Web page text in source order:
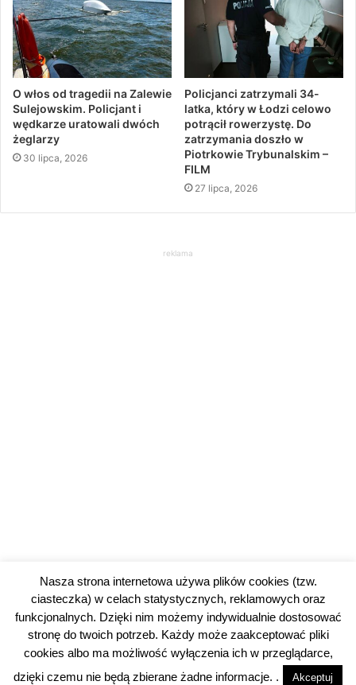
O włos od tragedii na Zalewie
Sulejowskim. Policjant i
wędkarze uratowali dwóch
żeglarzy
30 lipca, 2026
Policjanci zatrzymali 34-
latka, który w Łodzi celowo
potrącił rowerzystę. Do
zatrzymania doszło w
Piotrkowie Trybunalskim –
FILM
27 lipca, 2026
reklama
© 2026 piotrkowski24.pl | Polityka prywatności
Nasza strona internetowa używa plików cookies (tzw.
ciasteczka) w celach statystycznych, reklamowych oraz
funkcjonalnych. Dzięki nim możemy indywidualnie dostosować
stronę do twoich potrzeb. Każdy może zaakceptować pliki
cookies albo ma możliwość wyłączenia ich w przeglądarce,
dzięki czemu nie będą zbierane żadne informacje. .
Akceptuj